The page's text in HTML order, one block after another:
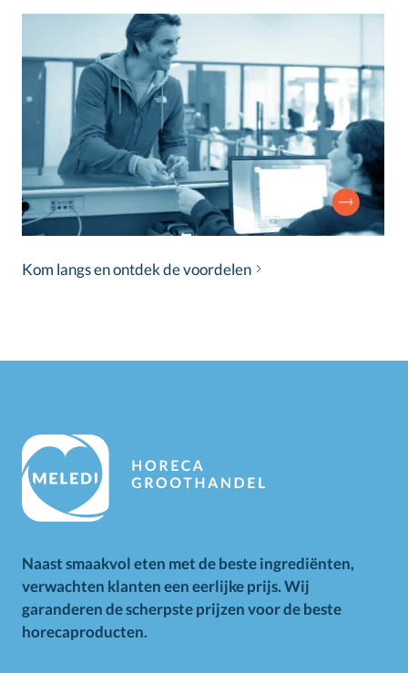
Kom langs en ontdek de voordelen
Naast smaakvol eten met de beste ingrediënten,
verwachten klanten een eerlijke prijs. Wij
garanderen de scherpste prijzen voor de beste
horecaproducten.